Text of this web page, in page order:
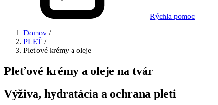
Rýchla pomoc
Domov /
PLEŤ /
Pleťové krémy a oleje
Pleťové krémy a oleje na tvár
Výživa, hydratácia a ochrana pleti